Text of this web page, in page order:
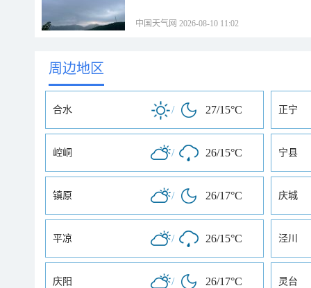
中国天气网 2026-08-10 11:02
周边地区
合水 / 27/15°C 正宁
崆峒 / 26/15°C 宁县
镇原 / 26/17°C 庆城
平凉 / 26/15°C 泾川
庆阳 / 26/17°C 灵台